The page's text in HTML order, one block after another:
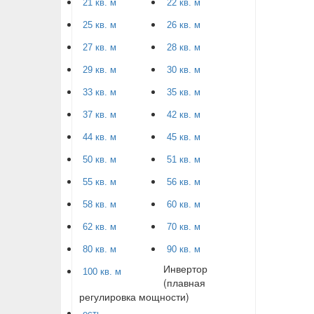
21 кв. м 22 кв. м
25 кв. м 26 кв. м
27 кв. м 28 кв. м
29 кв. м 30 кв. м
33 кв. м 35 кв. м
37 кв. м 42 кв. м
44 кв. м 45 кв. м
50 кв. м 51 кв. м
55 кв. м 56 кв. м
58 кв. м 60 кв. м
62 кв. м 70 кв. м
80 кв. м 90 кв. м
100 кв. м
Инвертор
(плавная
регулировка мощности)